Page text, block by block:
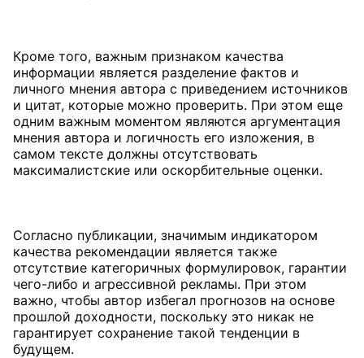
Кроме того, важным признаком качества
информации является разделение фактов и
личного мнения автора с приведением источников
и цитат, которые можно проверить. При этом еще
одним важным моментом являются аргументация
мнения автора и логичность его изложения, в
самом тексте должны отсутствовать
максималистские или оскорбительные оценки.
Согласно публикации, значимым индикатором
качества рекомендации является также
отсутствие категоричных формулировок, гарантии
чего-либо и агрессивной рекламы. При этом
важно, чтобы автор избегал прогнозов на основе
прошлой доходности, поскольку это никак не
гарантирует сохранение такой тенденции в
будущем.